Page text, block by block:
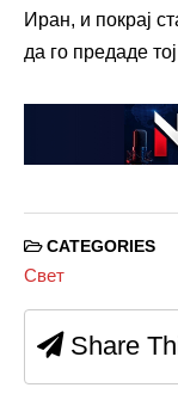
Иран, и покрај
да го предаде
CATEGORIES
Свет
Share